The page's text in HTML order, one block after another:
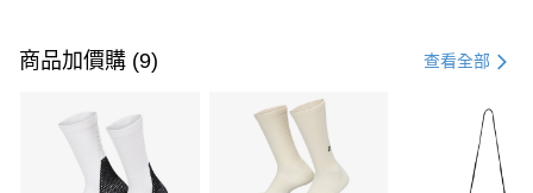
信用卡一次付款
3 期 0 利率 每期 21家銀行
合作金庫商業銀行
第一商業銀行
商品加價購 (9) 查看全部